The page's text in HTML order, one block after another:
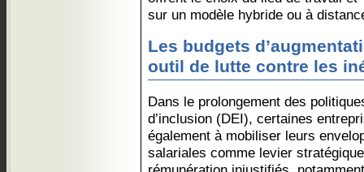
sur un modèle hybride ou à
Les budgets
outil de lutte contre les
Dans le prolongement des
d’inclusion (DEI), certaines
également à mobiliser leurs
salariales comme levier